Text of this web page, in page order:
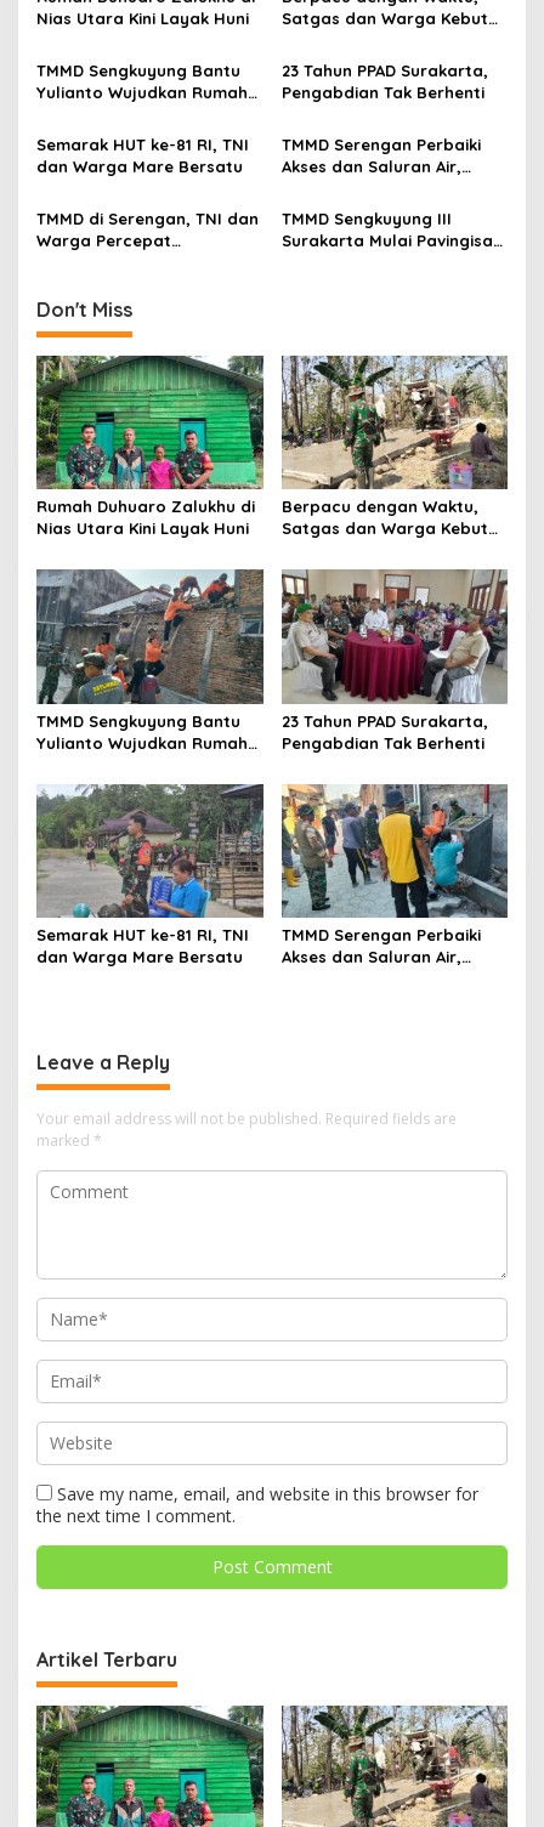
i
a
i
o
n
Nias Utara Kini Layak Huni
Satgas dan Warga Kebut
Boyolali
TMMD Sengkuyung Bantu
Yulianto Wujudkan Rumah
23 Tahun PPAD Surakarta,
Pengabdian Tak Berhenti
Semarak HUT ke-81 RI, TNI
dan Warga Mare Bersatu
TMMD Serengan Perbaiki
Akses dan Saluran Air,
TMMD di Serengan, TNI dan
Warga Percepat
TMMD Sengkuyung III
Surakarta Mulai Pavingisasi
Don't Miss
Rumah Duhuaro Zalukhu di
Nias Utara Kini Layak Huni
Berpacu dengan Waktu,
Satgas dan Warga Kebut
Boyolali
TMMD Sengkuyung Bantu
Yulianto Wujudkan Rumah
23 Tahun PPAD Surakarta,
Pengabdian Tak Berhenti
Semarak HUT ke-81 RI, TNI
dan Warga Mare Bersatu
TMMD Serengan Perbaiki
Akses dan Saluran Air,
Leave a Reply
Your email address will not be published. Required fields are
marked *
Save my name, email, and website in this browser for
the next time I comment.
Artikel Terbaru